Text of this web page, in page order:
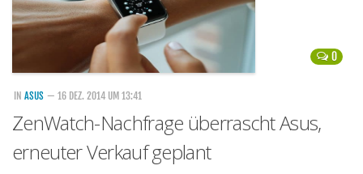
0
IN ASUS — 16 DEZ. 2014 UM 13:41
ZenWatch-Nachfrage überrascht Asus,
erneuter Verkauf geplant